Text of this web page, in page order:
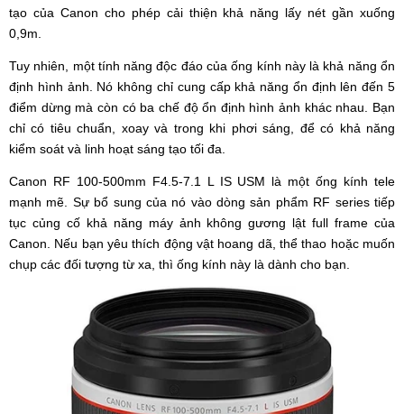
tạo của Canon cho phép cải thiện khả năng lấy nét gần xuống
0,9m.
Tuy nhiên, một tính năng độc đáo của ống kính này là khả năng ổn
định hình ảnh. Nó không chỉ cung cấp khả năng ổn định lên đến 5
điểm dừng mà còn có ba chế độ ổn định hình ảnh khác nhau. Bạn
chỉ có tiêu chuẩn, xoay và trong khi phơi sáng, để có khả năng
kiểm soát và linh hoạt sáng tạo tối đa.
Canon RF 100-500mm F4.5-7.1 L IS USM là một ống kính tele
mạnh mẽ. Sự bổ sung của nó vào dòng sản phẩm RF series tiếp
tục củng cố khả năng máy ảnh không gương lật full frame của
Canon. Nếu bạn yêu thích động vật hoang dã, thể thao hoặc muốn
chụp các đối tượng từ xa, thì ống kính này là dành cho bạn.